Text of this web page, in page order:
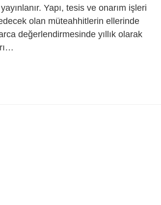
Yapı, tesis ve onarım işleri
olan müteahhitlerin ellerinde
değerlendirmesinde yıllık olarak